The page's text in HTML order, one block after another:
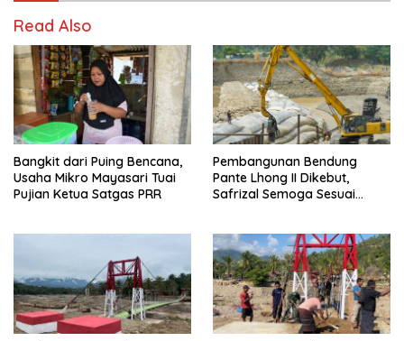
Read Also
Bangkit dari Puing Bencana,
Usaha Mikro Mayasari Tuai
Pujian Ketua Satgas PRR
Pembangunan Bendung
Pante Lhong II Dikebut,
Safrizal Semoga Sesuai